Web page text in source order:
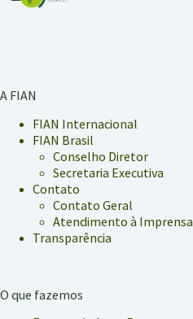
mapa
e
saudável
A FIAN
FIAN Internacional
FIAN Brasil
Conselho Diretor
Secretaria Executiva
Contato
Contato Geral
Atendimento à Imprensa
Transparência
O que fazemos